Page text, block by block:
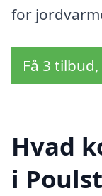
for
Få 3
Hvad
i